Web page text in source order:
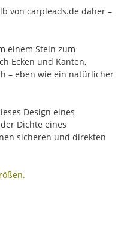
von carpleads.de daher –
einem Stein zum
Ecken und Kanten,
– eben wie ein natürlicher
Design eines
Dichte eines
sicheren und direkten